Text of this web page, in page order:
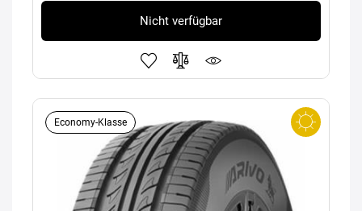
Nicht verfügbar
Economy-Klasse